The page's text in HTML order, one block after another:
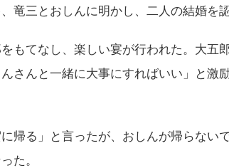
竜三とおしんに明かし、二人の結婚を認
もてなし、楽しい宴が行われた。大五
さんと一緒に大事にすればいい」と激
帰る」と言ったが、おしんが帰らない
た。